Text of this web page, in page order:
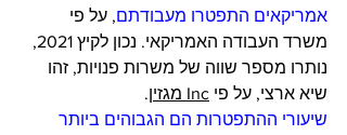
אמריקאים התפטרו מעבודתם, על פי
משרד העבודה האמריקאי. נכון לקיץ 2021,
נותרו מספר שווה של משרות פנויות, זהו
שיא ארצי, על פי Inc מגזין
.
שיעורי ההתפטרות הם הגבוהים ביותר